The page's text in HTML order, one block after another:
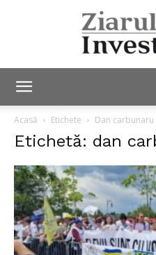
Acasă Etichete Dan carbunaru
Etichetă: dan